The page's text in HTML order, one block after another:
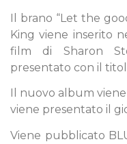
Il brano “Let the
King viene inserito
film di Sharon
presentato con il
Il nuovo album
viene presentato il
Viene pubblicato